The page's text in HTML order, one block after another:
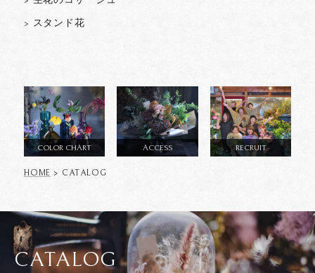
> スタンド花
COLOR CHART ACCESS RECRUIT
HOME > CATALOG
CATALOG